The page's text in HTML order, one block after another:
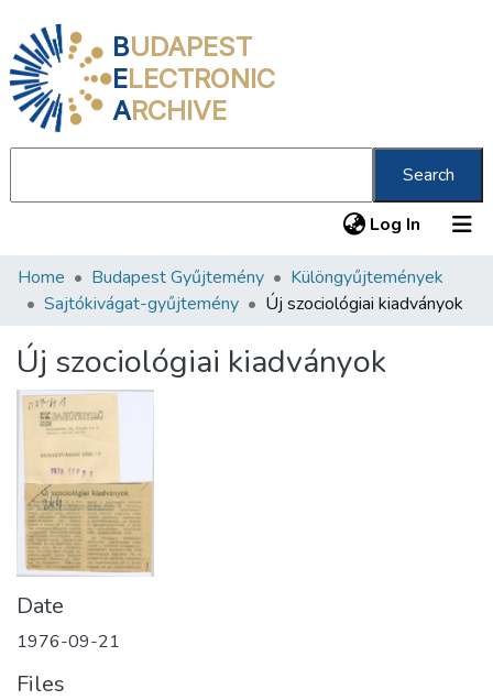
BUDAPEST
ELECTRONIC
ARCHIVE
Search
Log In (current)
Communities & Collections
Statistics
About us
Home Budapest Gyűjtemény
Különgyűjtemények
Sajtókivágat-gyűjtemény
Új szociológiai kiadványok
Új szociológiai kiadványok
Date
1976-09-21
Files